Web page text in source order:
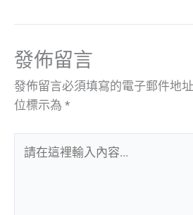
發佈留言
發佈留言必須填寫的電子郵件地
位標示為 *
在